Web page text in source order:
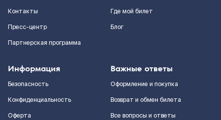
Контакты
Пресс-центр
Партнерская программа
Где мой билет
Блог
Информация
Безопасность
Конфиденциальность
Оферта
Важные ответы
Оформление и покупка
Возврат и обмен билета
Все вопросы и ответы